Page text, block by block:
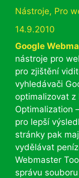
Rubriky
Nástroje, Pro
14.9.2010
Google
nástroje pro
pro zjištění
vyhledávači
optimalizovat z
Optimalization
pro lepší
stránky pak
vydělávat
Webmaster
správu